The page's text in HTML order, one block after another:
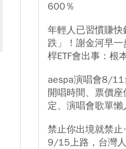
600％
年輕人已習慣賺
跌」！謝金河早
桿ETF會出事：根
aespa演唱會8/11
開唱時間、票價
定、演唱會歌單懶
禁止你出境就禁
9/15上路，台灣